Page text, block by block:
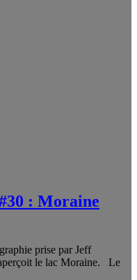
: Moraine
prise par Jeff
le lac Moraine. Le